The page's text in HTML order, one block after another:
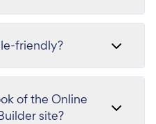
friendly?
of the Online
site?